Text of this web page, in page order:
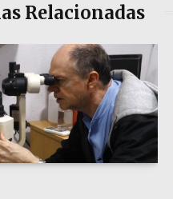
Relacionadas